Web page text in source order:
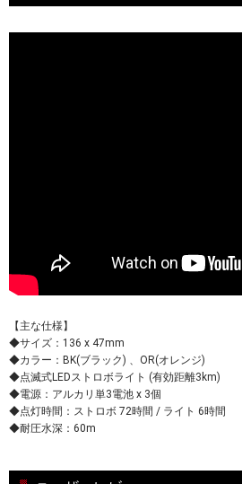
【主な仕様】
◆サイズ：136 x 47mm
◆カラー：BK(ブラック) 、OR(オレンジ)
◆点滅式LEDストロボライト (有効距離3km)
◆電源：アルカリ単3電池 x 3個
◆点灯時間：ストロボ 72時間 / ライト 6時間
◆耐圧水深：60m